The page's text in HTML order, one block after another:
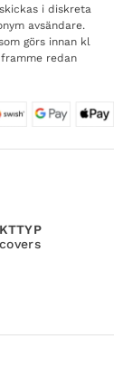
i diskreta
avsändare.
görs innan kl
redan